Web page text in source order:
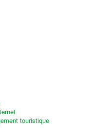
contacter
touristique